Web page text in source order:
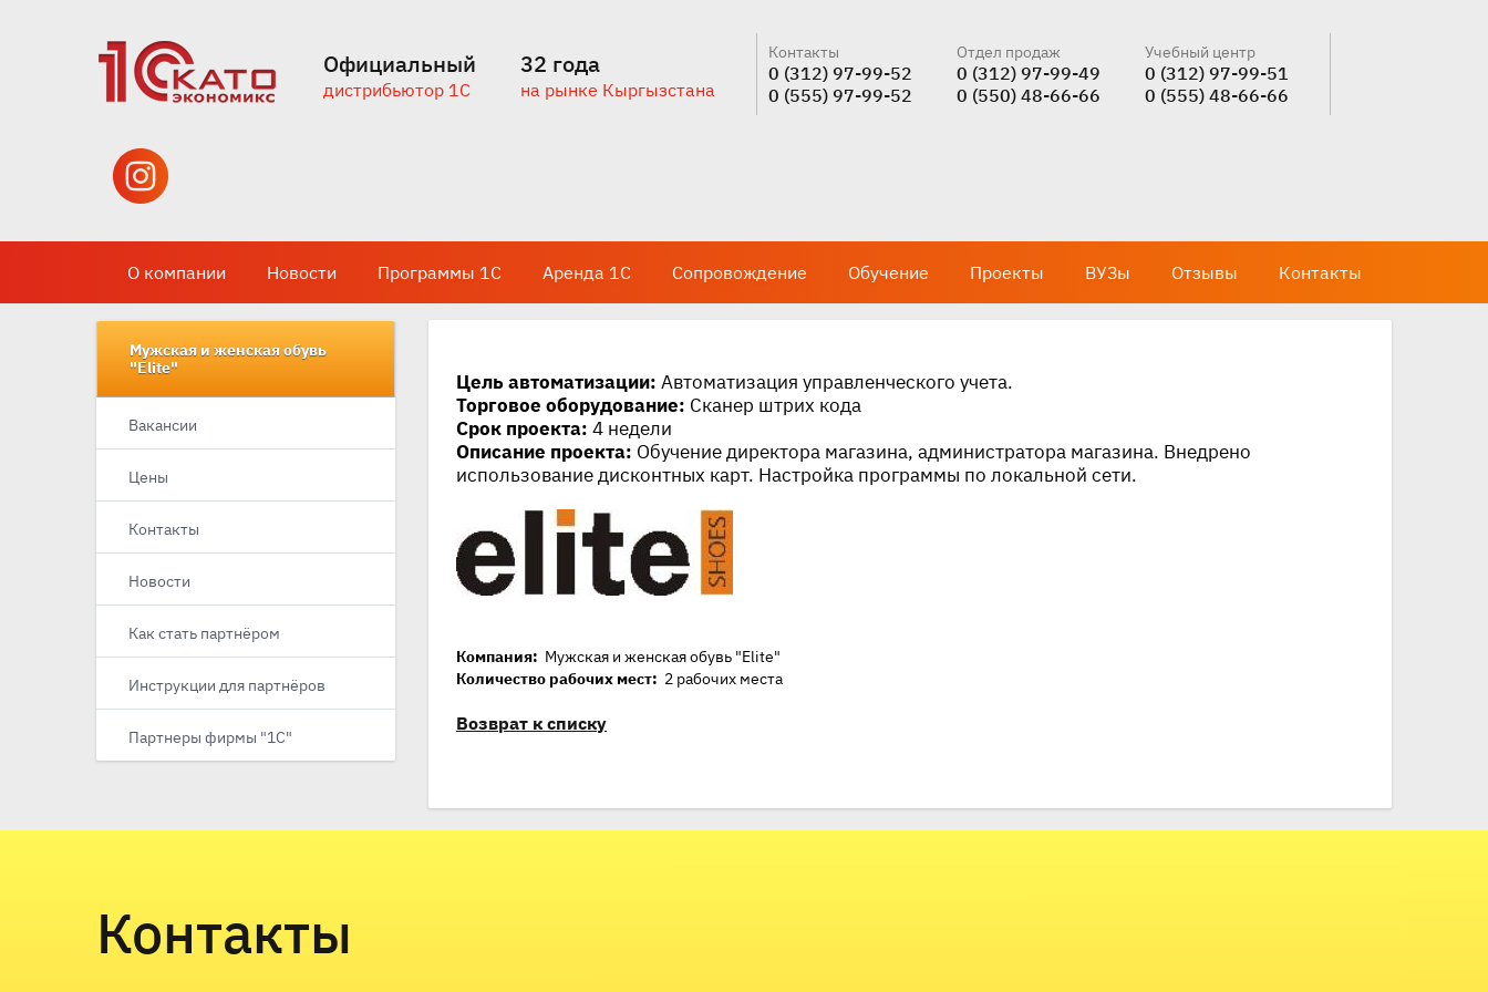
Официальный
дистрибьютор 1С
32 года
на рынке Кыргызстана
Контакты
0 (312) 97-99-52
0 (555) 97-99-52
Отдел продаж
0 (312) 97-99-49
0 (550) 48-66-66
Учебный центр
0 (312) 97-99-51
0 (555) 48-66-66
О компании Новости Программы 1С Аренда 1С Сопровождение Обучение Проекты ВУЗы Отзывы Контакты
Цель автоматизации: Автоматизация управленческого учета.
Торговое оборудование: Сканер штрих кода
Срок проекта: 4 недели
Описание проекта: Обучение директора магазина, администратора магазина. Внедрено
использование дисконтных карт. Настройка программы по локальной сети.
Компания: Мужская и женская обувь "Elite"
Количество рабочих мест: 2 рабочих места
Возврат к списку
Мужская и женская обувь
"Elite"
Вакансии
Цены
Контакты
Новости
Как стать партнёром
Инструкции для партнёров
Партнеры фирмы "1С"
Контакты